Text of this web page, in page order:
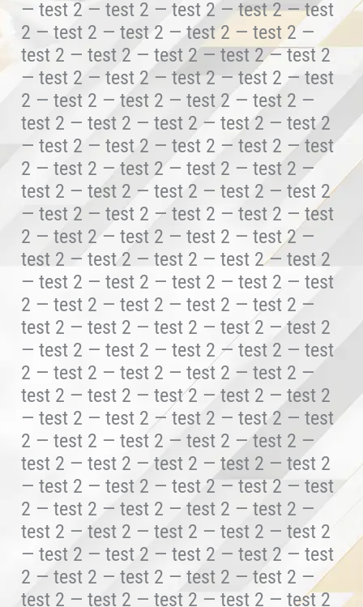
— test 2 — test 2 — test 2 — test 2 — test
2 — test 2 — test 2 — test 2 — test 2 —
test 2 — test 2 — test 2 — test 2 — test 2
— test 2 — test 2 — test 2 — test 2 — test
2 — test 2 — test 2 — test 2 — test 2 —
test 2 — test 2 — test 2 — test 2 — test 2
— test 2 — test 2 — test 2 — test 2 — test
2 — test 2 — test 2 — test 2 — test 2 —
test 2 — test 2 — test 2 — test 2 — test 2
— test 2 — test 2 — test 2 — test 2 — test
2 — test 2 — test 2 — test 2 — test 2 —
test 2 — test 2 — test 2 — test 2 — test 2
— test 2 — test 2 — test 2 — test 2 — test
2 — test 2 — test 2 — test 2 — test 2 —
test 2 — test 2 — test 2 — test 2 — test 2
— test 2 — test 2 — test 2 — test 2 — test
2 — test 2 — test 2 — test 2 — test 2 —
test 2 — test 2 — test 2 — test 2 — test 2
— test 2 — test 2 — test 2 — test 2 — test
2 — test 2 — test 2 — test 2 — test 2 —
test 2 — test 2 — test 2 — test 2 — test 2
— test 2 — test 2 — test 2 — test 2 — test
2 — test 2 — test 2 — test 2 — test 2 —
test 2 — test 2 — test 2 — test 2 — test 2
— test 2 — test 2 — test 2 — test 2 — test
2 — test 2 — test 2 — test 2 — test 2 —
test 2 — test 2 — test 2 — test 2 — test 2